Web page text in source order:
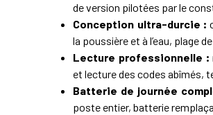
de version pilotées par le
Conception ultra-durcie :
la poussière et à l’eau, plage
Lecture professionnelle :
et lecture des codes abîmés,
Batterie de journée
poste entier, batterie